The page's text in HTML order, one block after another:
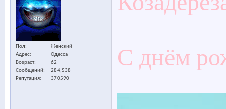
Пол
Женский
Адрес
Одесса
Возраст
62
Сообщений
284,538
Репутация
370590
С днём